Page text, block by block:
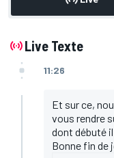
Live Texte
11:26
Et sur ce,
vous rendre
dont débuté
Bonne fin de